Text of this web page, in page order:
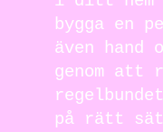
bygga en
även hand
genom att
på rätt